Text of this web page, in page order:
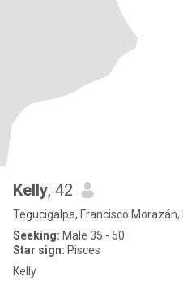
Kelly, 42
Tegucigalpa, Francisco Morazán,
Seeking: Male 35 - 50
Star sign: Pisces
Kelly